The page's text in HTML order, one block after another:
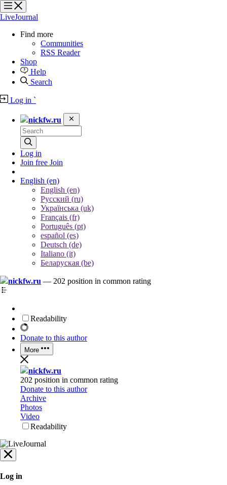
?
?
?
?
LiveJournal
Find more
Communities
RSS Reader
Shop
Help
Search
Log in `
nickfw.ru
Log in
Join free Join
English (en)
English (en)
Русский (ru)
Українська (uk)
Français (fr)
Português (pt)
español (es)
Deutsch (de)
Italiano (it)
Беларуская (be)
nickfw.ru — 202 position in common rating
Readability
Donate to this author
More
nickfw.ru
202 position in common rating
Donate to this author
Archive
Photos
Video
Readability
Log in